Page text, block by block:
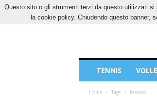
SABATO, 8 AGOSTO 2026
Sport
TENNIS
Home Tags Fassino
Questo sito o gli strumenti terzi da questo utilizzati
la cookie policy. Chiudendo questo banner,